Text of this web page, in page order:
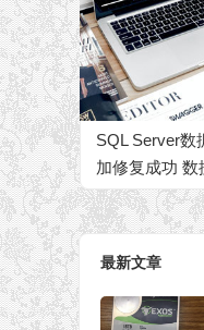
SQL Server数
加修复成功 数
最新文章